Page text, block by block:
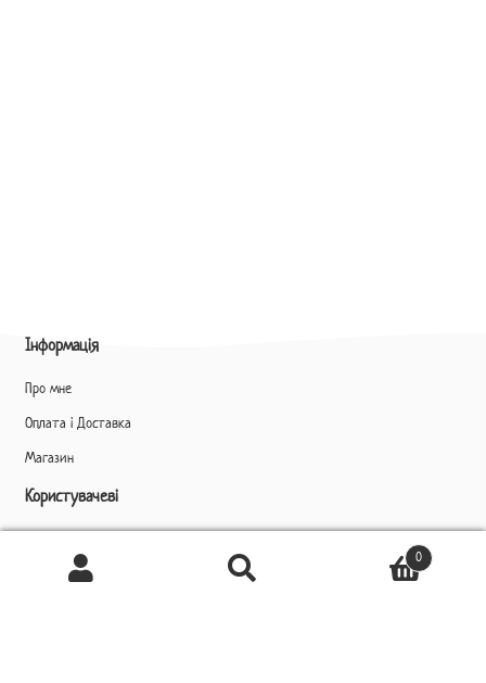
Інформація
Про мне
Оплата і Доставка
Магазин
Користувачеві
Ukrainian
Шукати
0